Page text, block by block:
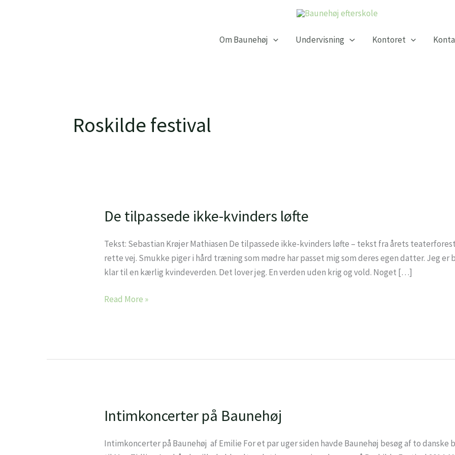
Om Baunehøj Undervisning Kontoret
Roskilde festival
De tilpassede ikke-kvinders løfte
Tekst: Sebastian Krøjer Mathiasen De tilpassede ikke-kvinders løfte – tekst fra årets
rette vej. Smukke piger i hård træning som mødre har passet mig som deres egen datter. Jeg
klar til en kærlig kvindeverden. Det lover jeg. En verden uden krig og vold. Noget […]
De
tilpassede
ikke-
kvinders
løfte
Read More »
Intimkoncerter på Baunehøj
Intimkoncerter på Baunehøj af Emilie For et par uger siden havde Baunehøj besøg af to danske
Intimkoncerter
Baunehøj